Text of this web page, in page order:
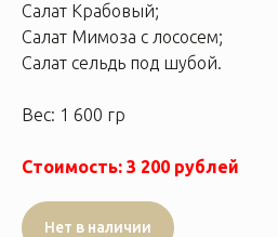
Салат Крабовый;
Салат Мимоза с лососем;
Салат сельдь под шубой.
Вес: 1 600 гр
Стоимость: 3 200 рублей
Нет в наличии